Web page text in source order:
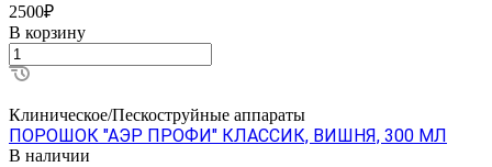
2500₽
В корзину
Клиническое/Пескоструйные аппараты
ПОРОШОК "АЭР ПРОФИ" КЛАССИК, ВИШНЯ, 300 МЛ
В наличии